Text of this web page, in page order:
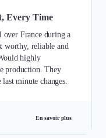
Every Time
over France during a
worthy, reliable and
highly
production. They
minute changes.
En savoir plus